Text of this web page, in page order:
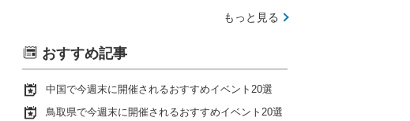
もっと見る
おすすめ記事
中国で今週末に開催されるおすすめイベント20選
鳥取県で今週末に開催されるおすすめイベント20選